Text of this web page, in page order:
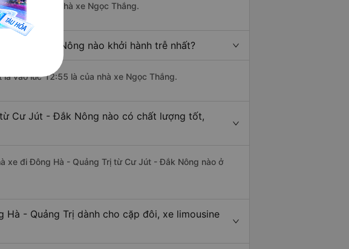
4:00 là của nhà xe Ngọc Thắng.
Jút - Đắk Nông nào khởi hành trễ nhất?
vào lúc 12:55 là của nhà xe Ngọc Thắng.
Cư Jút - Đắk Nông nào có chất lượng tốt,
xe đi Đông Hà - Quảng Trị từ Cư Jút - Đắk Nông nào ở
- Quảng Trị dành cho cặp đôi, xe limousine